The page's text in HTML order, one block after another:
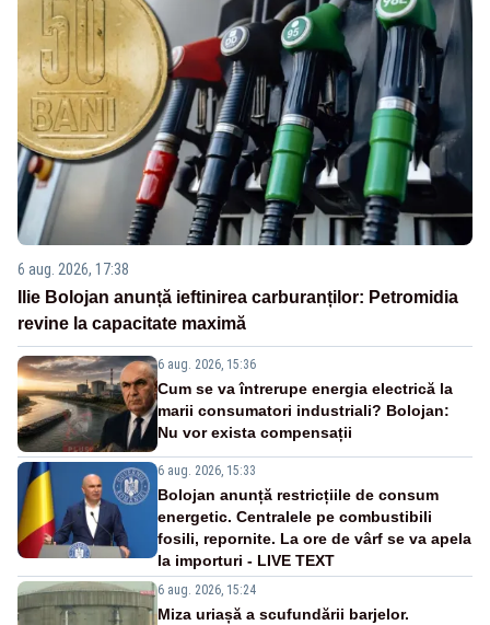
6 aug. 2026, 17:38
Ilie Bolojan anunță ieftinirea carburanților: Petromidia
revine la capacitate maximă
6 aug. 2026, 15:36
Cum se va întrerupe energia electrică la
marii consumatori industriali? Bolojan:
Nu vor exista compensații
6 aug. 2026, 15:33
Bolojan anunță restricțiile de consum
energetic. Centralele pe combustibili
fosili, repornite. La ore de vârf se va apela
la importuri - LIVE TEXT
6 aug. 2026, 15:24
Miza uriașă a scufundării barjelor.